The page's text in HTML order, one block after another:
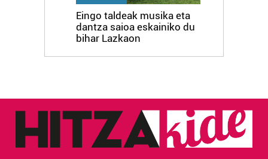
Eingo taldeak musika eta
dantza saioa eskainiko du
bihar Lazkaon